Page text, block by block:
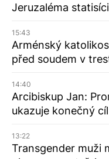
Jeruzaléma
15:43
Arménský
před soudem v
14:40
Arcibiskup Jan:
ukazuje konečný
13:22
Transgender muži